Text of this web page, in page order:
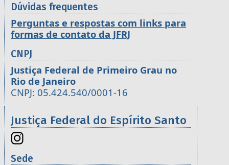
Dúvidas frequentes
Perguntas e respostas com links para
formas de contato da JFRJ
CNPJ
Justiça Federal de Primeiro Grau no
Rio de Janeiro
CNPJ: 05.424.540/0001-16
Justiça Federal do Espírito Santo
Sede